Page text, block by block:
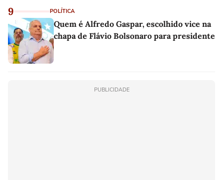
9 POLÍTICA
Quem é Alfredo Gaspar, escolhido vice na
chapa de Flávio Bolsonaro para presidente
PUBLICIDADE